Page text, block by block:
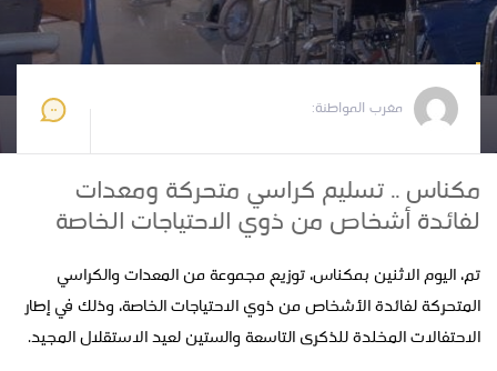
مغرب المواطنة:
مكناس .. تسليم كراسي متحركة ومعدات
لفائدة أشخاص من ذوي الاحتياجات الخاصة
تم، اليوم الاثنين بمكناس، توزيع مجموعة من المعدات والكراسي
المتحركة لفائدة الأشخاص من ذوي الاحتياجات الخاصة، وذلك في إطار
الاحتفالات المخلدة للذكرى التاسعة والستين لعيد الاستقلال المجيد.